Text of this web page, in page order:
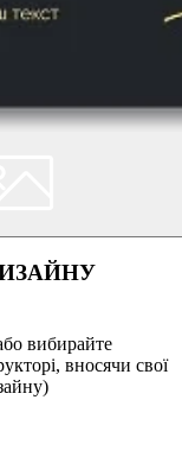
вибирайте
вносячи свої